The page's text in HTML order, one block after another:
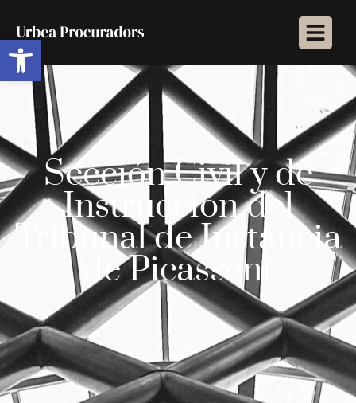
Abrir barra de herramientas
Sección Civil y de
Instrucción del
Tribunal de Instancia
de Picassent